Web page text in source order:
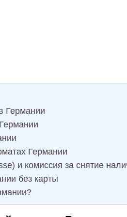
Германии
Германии
и комиссия за снятие
без карты